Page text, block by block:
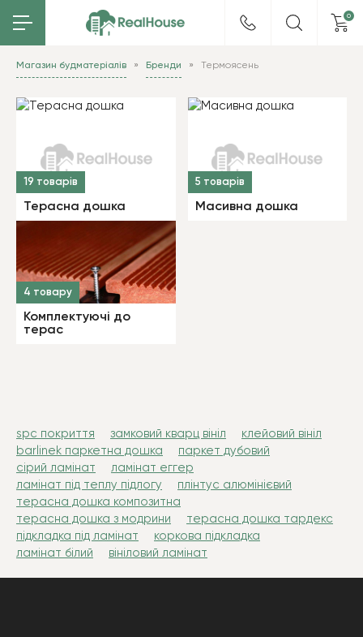
0
Магазин будматеріалів Бренди Термоясень
19 товарів
Терасна дошка
5 товарів
Масивна дошка
4 товару
Комплектуючі до
терас
spc покриття замковий кварц вініл
клейовий вініл
barlinek паркетна дошка
паркет дубовий
сірий ламінат
ламінат еггер
ламінат під теплу підлогу
плінтус алюмінієвий
терасна дошка композитна
терасна дошка з модрини
терасна дошка тардекс
підкладка під ламінат
коркова підкладка
ламінат білий
вініловий ламінат